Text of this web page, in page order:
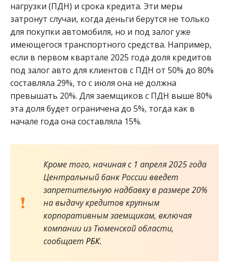
нагрузки (ПДН) и срока кредита. Эти меры
затронут случаи, когда деньги берутся не только
для покупки автомобиля, но и под залог уже
имеющегося транспортного средства. Например,
если в первом квартале 2025 года доля кредитов
под залог авто для клиентов с ПДН от 50% до 80%
составляла 29%, то с июля она не должна
превышать 20%. Для заемщиков с ПДН выше 80%
эта доля будет ограничена до 5%, тогда как в
начале года она составляла 15%.
Кроме того, начиная с 1 апреля 2025 года
Центральный банк России введет
запретительную надбавку в размере 20%
на выдачу кредитов крупным
корпоративным заемщикам, включая
компании из Тюменской области,
сообщает РБК.